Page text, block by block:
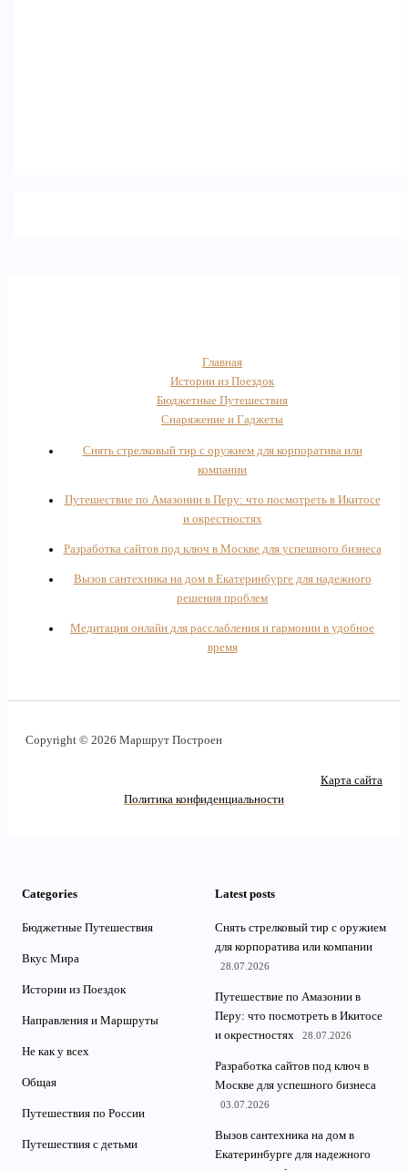
Главная
Истории из Поездок
Бюджетные Путешествия
Снаряжение и Гаджеты
Снять стрелковый тир с оружием для корпоратива или
компании
Путешествие по Амазонии в Перу: что посмотреть в Икитосе
и окрестностях
Разработка сайтов под ключ в Москве для успешного бизнеса
Вызов сантехника на дом в Екатеринбурге для надежного
решения проблем
Медитация онлайн для расслабления и гармонии в удобное
время
Copyright © 2026 Маршрут Построен
Карта сайта
Политика конфиденциальности
Categories
Бюджетные Путешествия
Вкус Мира
Истории из Поездок
Направления и Маршруты
Не как у всех
Общая
Путешествия по России
Путешествия с детьми
Latest posts
Снять стрелковый тир с оружием
для корпоратива или компании
28.07.2026
Путешествие по Амазонии в
Перу: что посмотреть в Икитосе
и окрестностях
28.07.2026
Разработка сайтов под ключ в
Москве для успешного бизнеса
03.07.2026
Вызов сантехника на дом в
Екатеринбурге для надежного